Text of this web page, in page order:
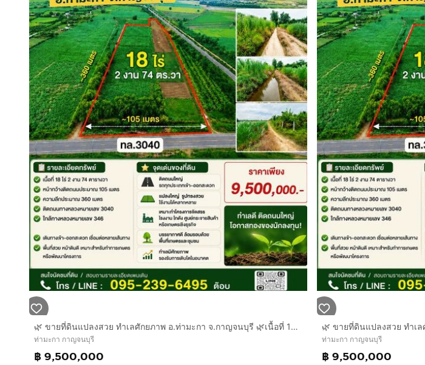
🌿 ขายที่ดินแปลงสวย ทำเลศักยภาพ อ.ท่ามะกา จ.กาญจนบุรี 🌿เนื้อที่ 18 ไร่ 2 งาน 74 ตารางวา
ท่ามะกา กาญจนบุรี
฿ 9,500,000
ท่ามะกา กาญจนบุรี
฿ 9,500,000